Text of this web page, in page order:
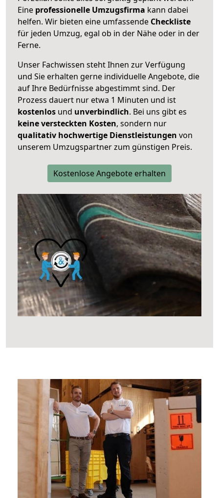
Eine professionelle Umzugsfirma kann dabei
helfen. Wir bieten eine umfassende Checkliste
für jeden Umzug, egal ob in der Nähe oder in der
Ferne.
Unser Fachwissen steht Ihnen zur Verfügung
und Sie erhalten gerne individuelle Angebote, die
auf Ihre Bedürfnisse abgestimmt sind. Der
Prozess dauert nur etwa 1 Minuten und ist
kostenlos und unverbindlich. Bei uns gibt es
keine versteckten Kosten, sondern nur
qualitativ hochwertige Dienstleistungen von
unserem Umzugspartner zum günstigen Preis.
Kostenlose Angebote erhalten